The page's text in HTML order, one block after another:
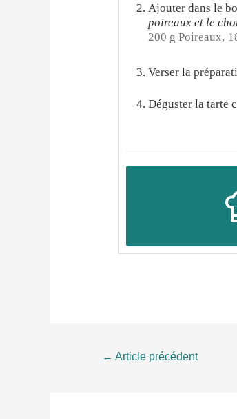
Ajouter dans le
poireaux et le
200 g Poireaux,
Verser la
Déguster la tarte
Navigation
← Article précédent